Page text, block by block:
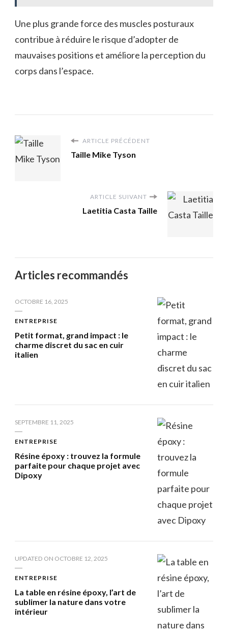
Une plus grande force des muscles posturaux
contribue à réduire le risque d’adopter de
mauvaises positions et améliore la perception du
corps dans l’espace.
ARTICLE PRÉCÉDENT
Taille Mike Tyson
ARTICLE SUIVANT
Laetitia Casta Taille
Articles recommandés
OCTOBRE 16, 2025
ENTREPRISE
Petit format, grand impact : le
charme discret du sac en cuir
italien
SEPTEMBRE 11, 2025
ENTREPRISE
Résine époxy : trouvez la formule
parfaite pour chaque projet avec
Dipoxy
UPDATED ON OCTOBRE 12, 2025
ENTREPRISE
La table en résine époxy, l’art de
sublimer la nature dans votre
intérieur